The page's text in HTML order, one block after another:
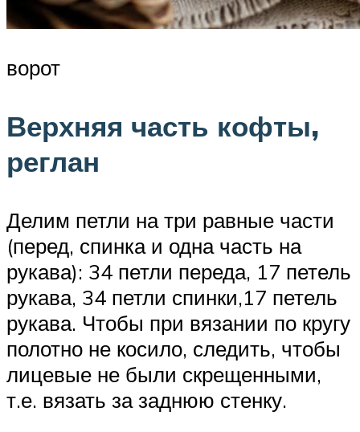
ворот
Верхняя часть кофты,
реглан
Делим петли на три равные части
(перед, спинка и одна часть на
рукава): 34 петли переда, 17 петель
рукава, 34 петли спинки,17 петель
рукава. Чтобы при вязании по кругу
полотно не косило, следить, чтобы
лицевые не были скрещенными,
т.е. вязать за заднюю стенку.